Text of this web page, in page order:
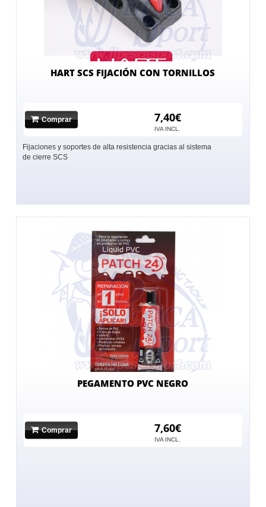
HART SCS FIJACIÓN CON TORNILLOS
Comprar 7,40€
IVA INCL.
Fijaciones y soportes de alta resistencia gracias al sistema
de cierre SCS
PEGAMENTO PVC NEGRO
Comprar 7,60€
IVA INCL.